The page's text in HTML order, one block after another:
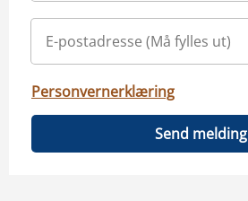
Personvernerklæring
Send melding